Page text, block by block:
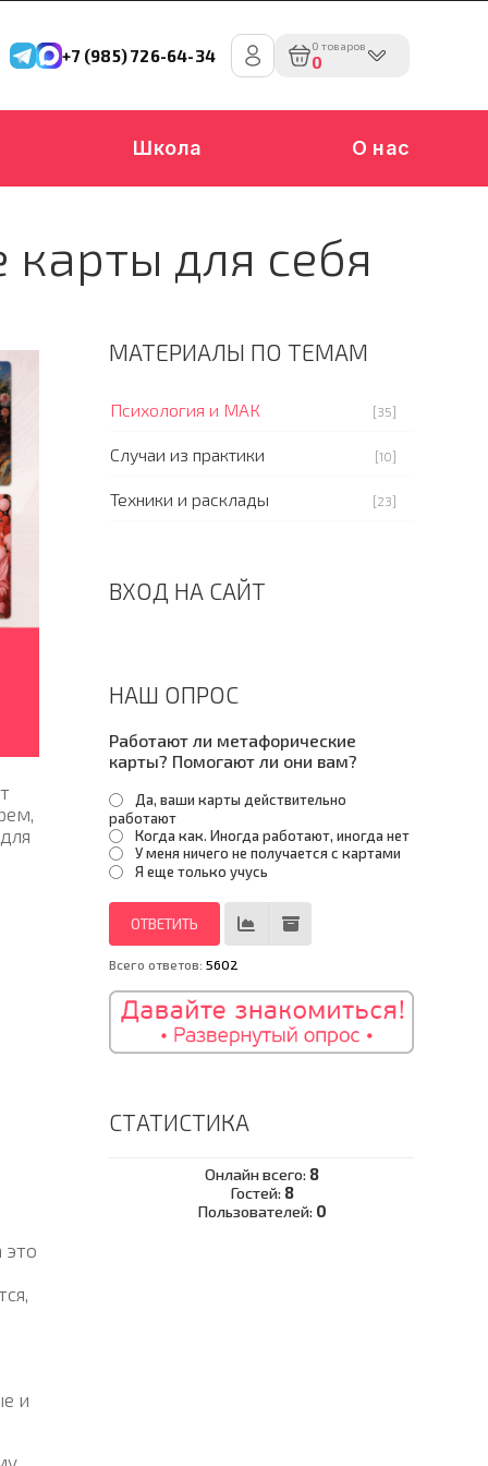
+7 (985) 726-64-34 0 товаров
0
Школа О нас
для себя
это
и
МАТЕРИАЛЫ ПО ТЕМАМ
Психология и МАК [35]
Случаи из практики [10]
Техники и расклады [23]
ВХОД НА САЙТ
НАШ ОПРОС
Работают ли метафорические
карты? Помогают ли они вам?
Да, ваши карты действительно
работают
Когда как. Иногда работают, иногда нет
У меня ничего не получается с картами
Я еще только учусь
Всего ответов: 5602
СТАТИСТИКА
Онлайн всего: 8
Гостей: 8
Пользователей: 0